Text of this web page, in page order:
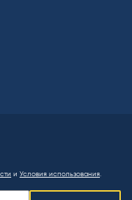
и Условия использования